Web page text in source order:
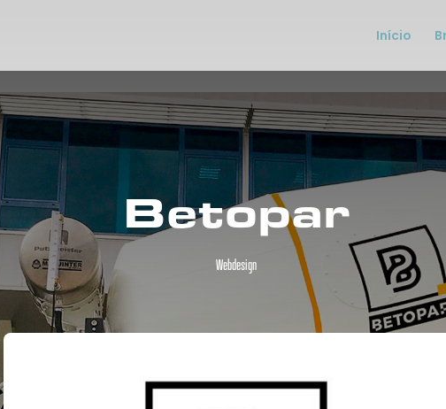
Início
Betopar
Webdesign